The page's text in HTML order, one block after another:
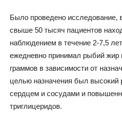
Было проведено исследование,
свыше 50 тысяч пациентов
наблюдением в течение 2-7,5
ежедневно принимал рыбий жир
граммов в зависимости от
целью назначения был высокий
сердцем и сосудами и
триглицеридов.